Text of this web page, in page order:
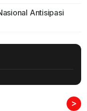
Antisipasi
>